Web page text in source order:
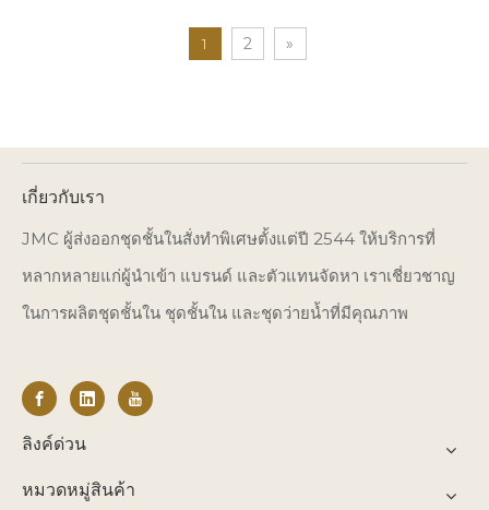
1 2 »
เกี่ยวกับเรา
JMC ผู้ส่งออกชุดชั้นในสั่งทำพิเศษตั้งแต่ปี 2544 ให้บริการที่
หลากหลายแก่ผู้นำเข้า แบรนด์ และตัวแทนจัดหา เราเชี่ยวชาญ
ในการผลิตชุดชั้นใน ชุดชั้นใน และชุดว่ายน้ำที่มีคุณภาพ
ลิงค์ด่วน
หมวดหมู่สินค้า